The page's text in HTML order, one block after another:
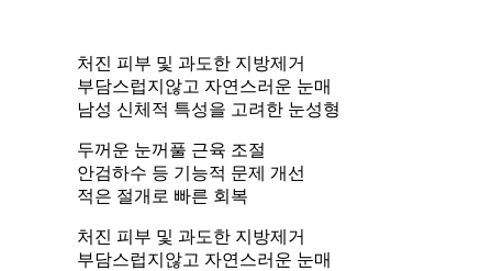
처진 피부 및 과도한 지방제거
부담스럽지않고 자연스러운 눈매
남성 신체적 특성을 고려한 눈성형
두꺼운 눈꺼풀 근육 조절
안검하수 등 기능적 문제 개선
적은 절개로 빠른 회복
처진 피부 및 과도한 지방제거
부담스럽지않고 자연스러운 눈매